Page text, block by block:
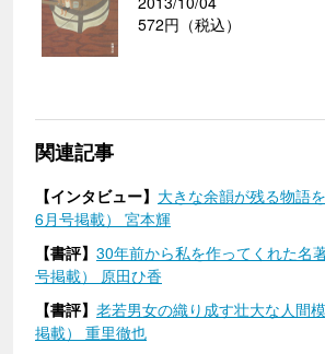
572円（税込）
関連記事
【インタビュー】 大きな余韻が残る物語
6月号掲載） 宮本輝
【書評】 30年前から私を作ってくれた名
号掲載） 原田ひ香
【書評】 老若男女の織り成す壮大な人間
掲載） 重里徹也